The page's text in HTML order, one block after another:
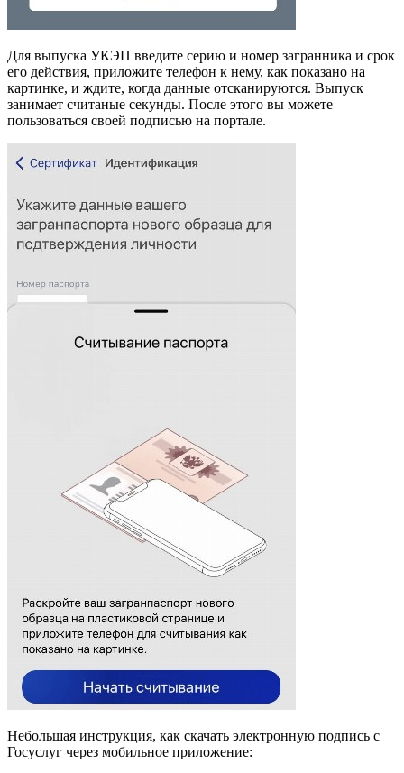
Для выпуска УКЭП введите серию и номер загранника и срок
его действия, приложите телефон к нему, как показано на
картинке, и ждите, когда данные отсканируются. Выпуск
занимает считаные секунды. После этого вы можете
пользоваться своей подписью на портале.
Небольшая инструкция, как скачать электронную подпись с
Госуслуг через мобильное приложение: